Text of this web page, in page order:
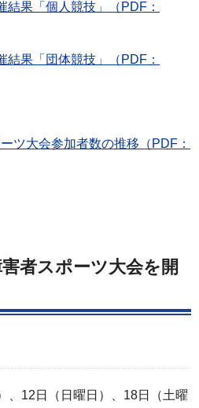
結果「個人競技」（PDF：
結果「団体競技」（PDF：
ツ大会参加者数の推移（PDF：
者スポーツ大会を開
、12日（日曜日）、18日（土曜